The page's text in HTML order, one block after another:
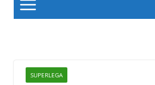
SUPERLEGA